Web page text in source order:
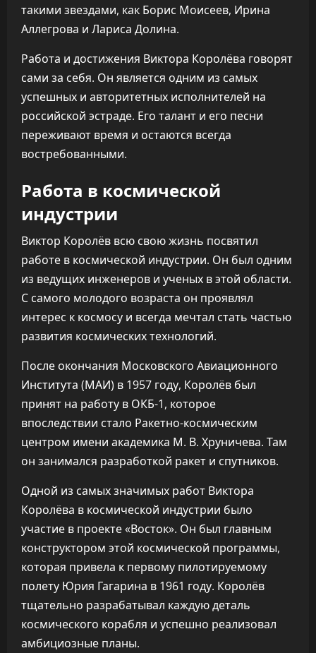
такими звездами, как Борис Моисеев, Ирина
Аллегрова и Лариса Долина.
Работа и достижения Виктора Королёва говорят
сами за себя. Он является одним из самых
успешных и авторитетных исполнителей на
российской эстраде. Его талант и его песни
переживают время и остаются всегда
востребованными.
Работа в космической
индустрии
Виктор Королёв всю свою жизнь посвятил
работе в космической индустрии. Он был одним
из ведущих инженеров и ученых в этой области.
С самого молодого возраста он проявлял
интерес к космосу и всегда мечтал стать частью
развития космических технологий.
После окончания Московского Авиационного
Института (МАИ) в 1957 году, Королёв был
принят на работу в ОКБ-1, которое
впоследствии стало Ракетно-космическим
центром имени академика М. В. Хруничева. Там
он занимался разработкой ракет и спутников.
Одной из самых значимых работ Виктора
Королёва в космической индустрии было
участие в проекте «Восток». Он был главным
конструктором этой космической программы,
которая привела к первому пилотируемому
полету Юрия Гагарина в 1961 году. Королёв
тщательно разрабатывал каждую деталь
космического корабля и успешно реализовал
амбициозные планы.